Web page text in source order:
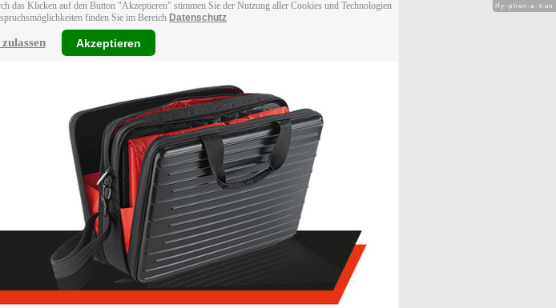
das Klicken auf den Button "Akzeptieren" stimmen Sie der Nutzung aller Cookies und Technologien
finden Sie im Bereich Datenschutz
Akzeptieren
Hy-phen-a-tion